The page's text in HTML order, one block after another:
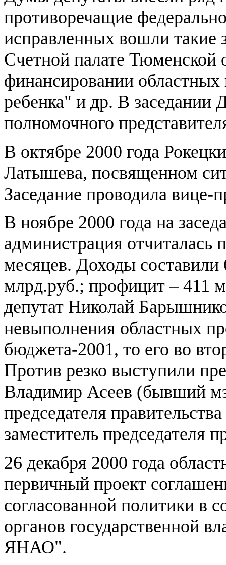
противоречащие
исправленных вошли
Счетной палате
финансировании
ребенка" и др. В заседании
полномочного
В октябре 2000 года
Латышева, посвященном
Заседание проводила
В ноябре 2000 года на
администрация
месяцев. Доходы
млрд.руб.; профицит – 411
депутат Николай
невыполнения областных
бюджета-2001, то его во
Против резко выступили
Владимир Асеев (бывший
председателя
заместитель председателя
26 декабря 2000 года
первичный проект
согласованной политики в
органов государственной
ЯНАО".